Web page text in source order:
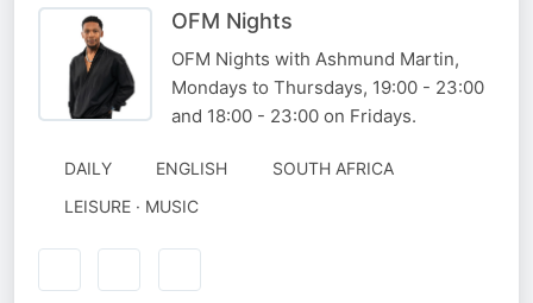
OFM Nights
OFM Nights with Ashmund Martin,
Mondays to Thursdays, 19:00 - 23:00
and 18:00 - 23:00 on Fridays.
DAILY ENGLISH
SOUTH AFRICA
LEISURE · MUSIC